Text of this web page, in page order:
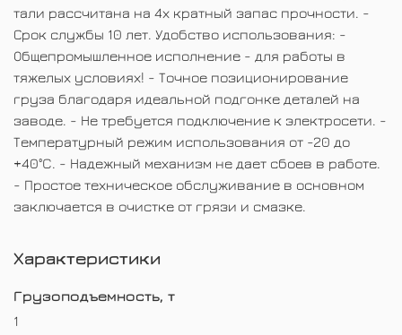
тали рассчитана на 4х кратный запас прочности. -
Срок службы 10 лет. Удобство использования: -
Общепромышленное исполнение - для работы в
тяжелых условиях! - Точное позиционирование
груза благодаря идеальной подгонке деталей на
заводе. - Не требуется подключение к электросети. -
Температурный режим использования от -20 до
+40°C. - Надежный механизм не дает сбоев в работе.
- Простое техническое обслуживание в основном
заключается в очистке от грязи и смазке.
Характеристики
Грузоподъемность, т
1